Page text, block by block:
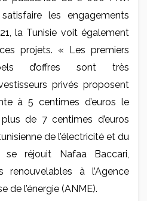
les engagements
la Tunisie voit également
projets. « Les premiers
d’offres sont très
privés proposent
à 5 centimes d’euros le
de 7 centimes d’euros
de l’électricité et du
réjouit Nafaa Baccari,
renouvelables à l’Agence
de l’énergie (ANME).